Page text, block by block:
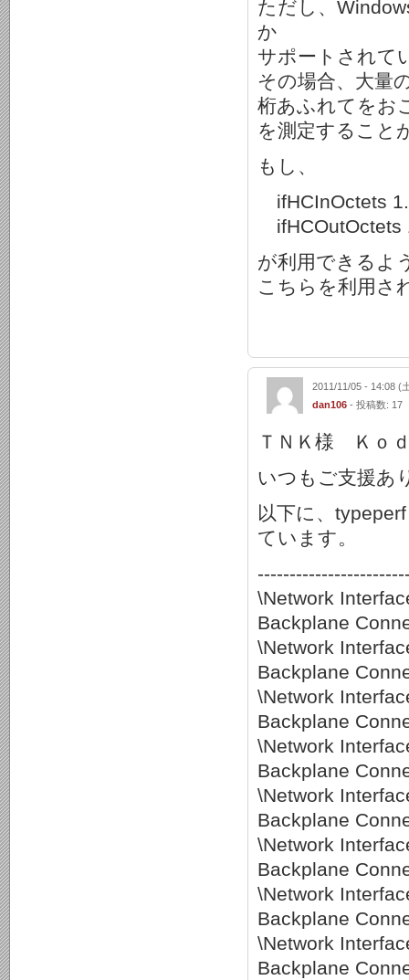
ただし、
か
サポートされて
その場合、大量
桁あふれてをお
を測定すること
もし、
ifHCInOctets
ifHCOutOctets
が利用できるよ
こちらを利用さ
2011/11/05 - 14:08 (
dan106 - 投稿数: 17
ＴＮＫ様 Ｋｏ
いつもご支援あ
以下に、
ています。
\Network
Backplane
\Network
Backplane
\Network
Backplane
\Network
Backplane
\Network
Backplane
\Network
Backplane
\Network
Backplane
\Network
Backplane